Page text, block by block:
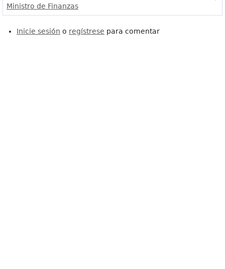
Ministro de Finanzas
Inicie sesión o regístrese para comentar